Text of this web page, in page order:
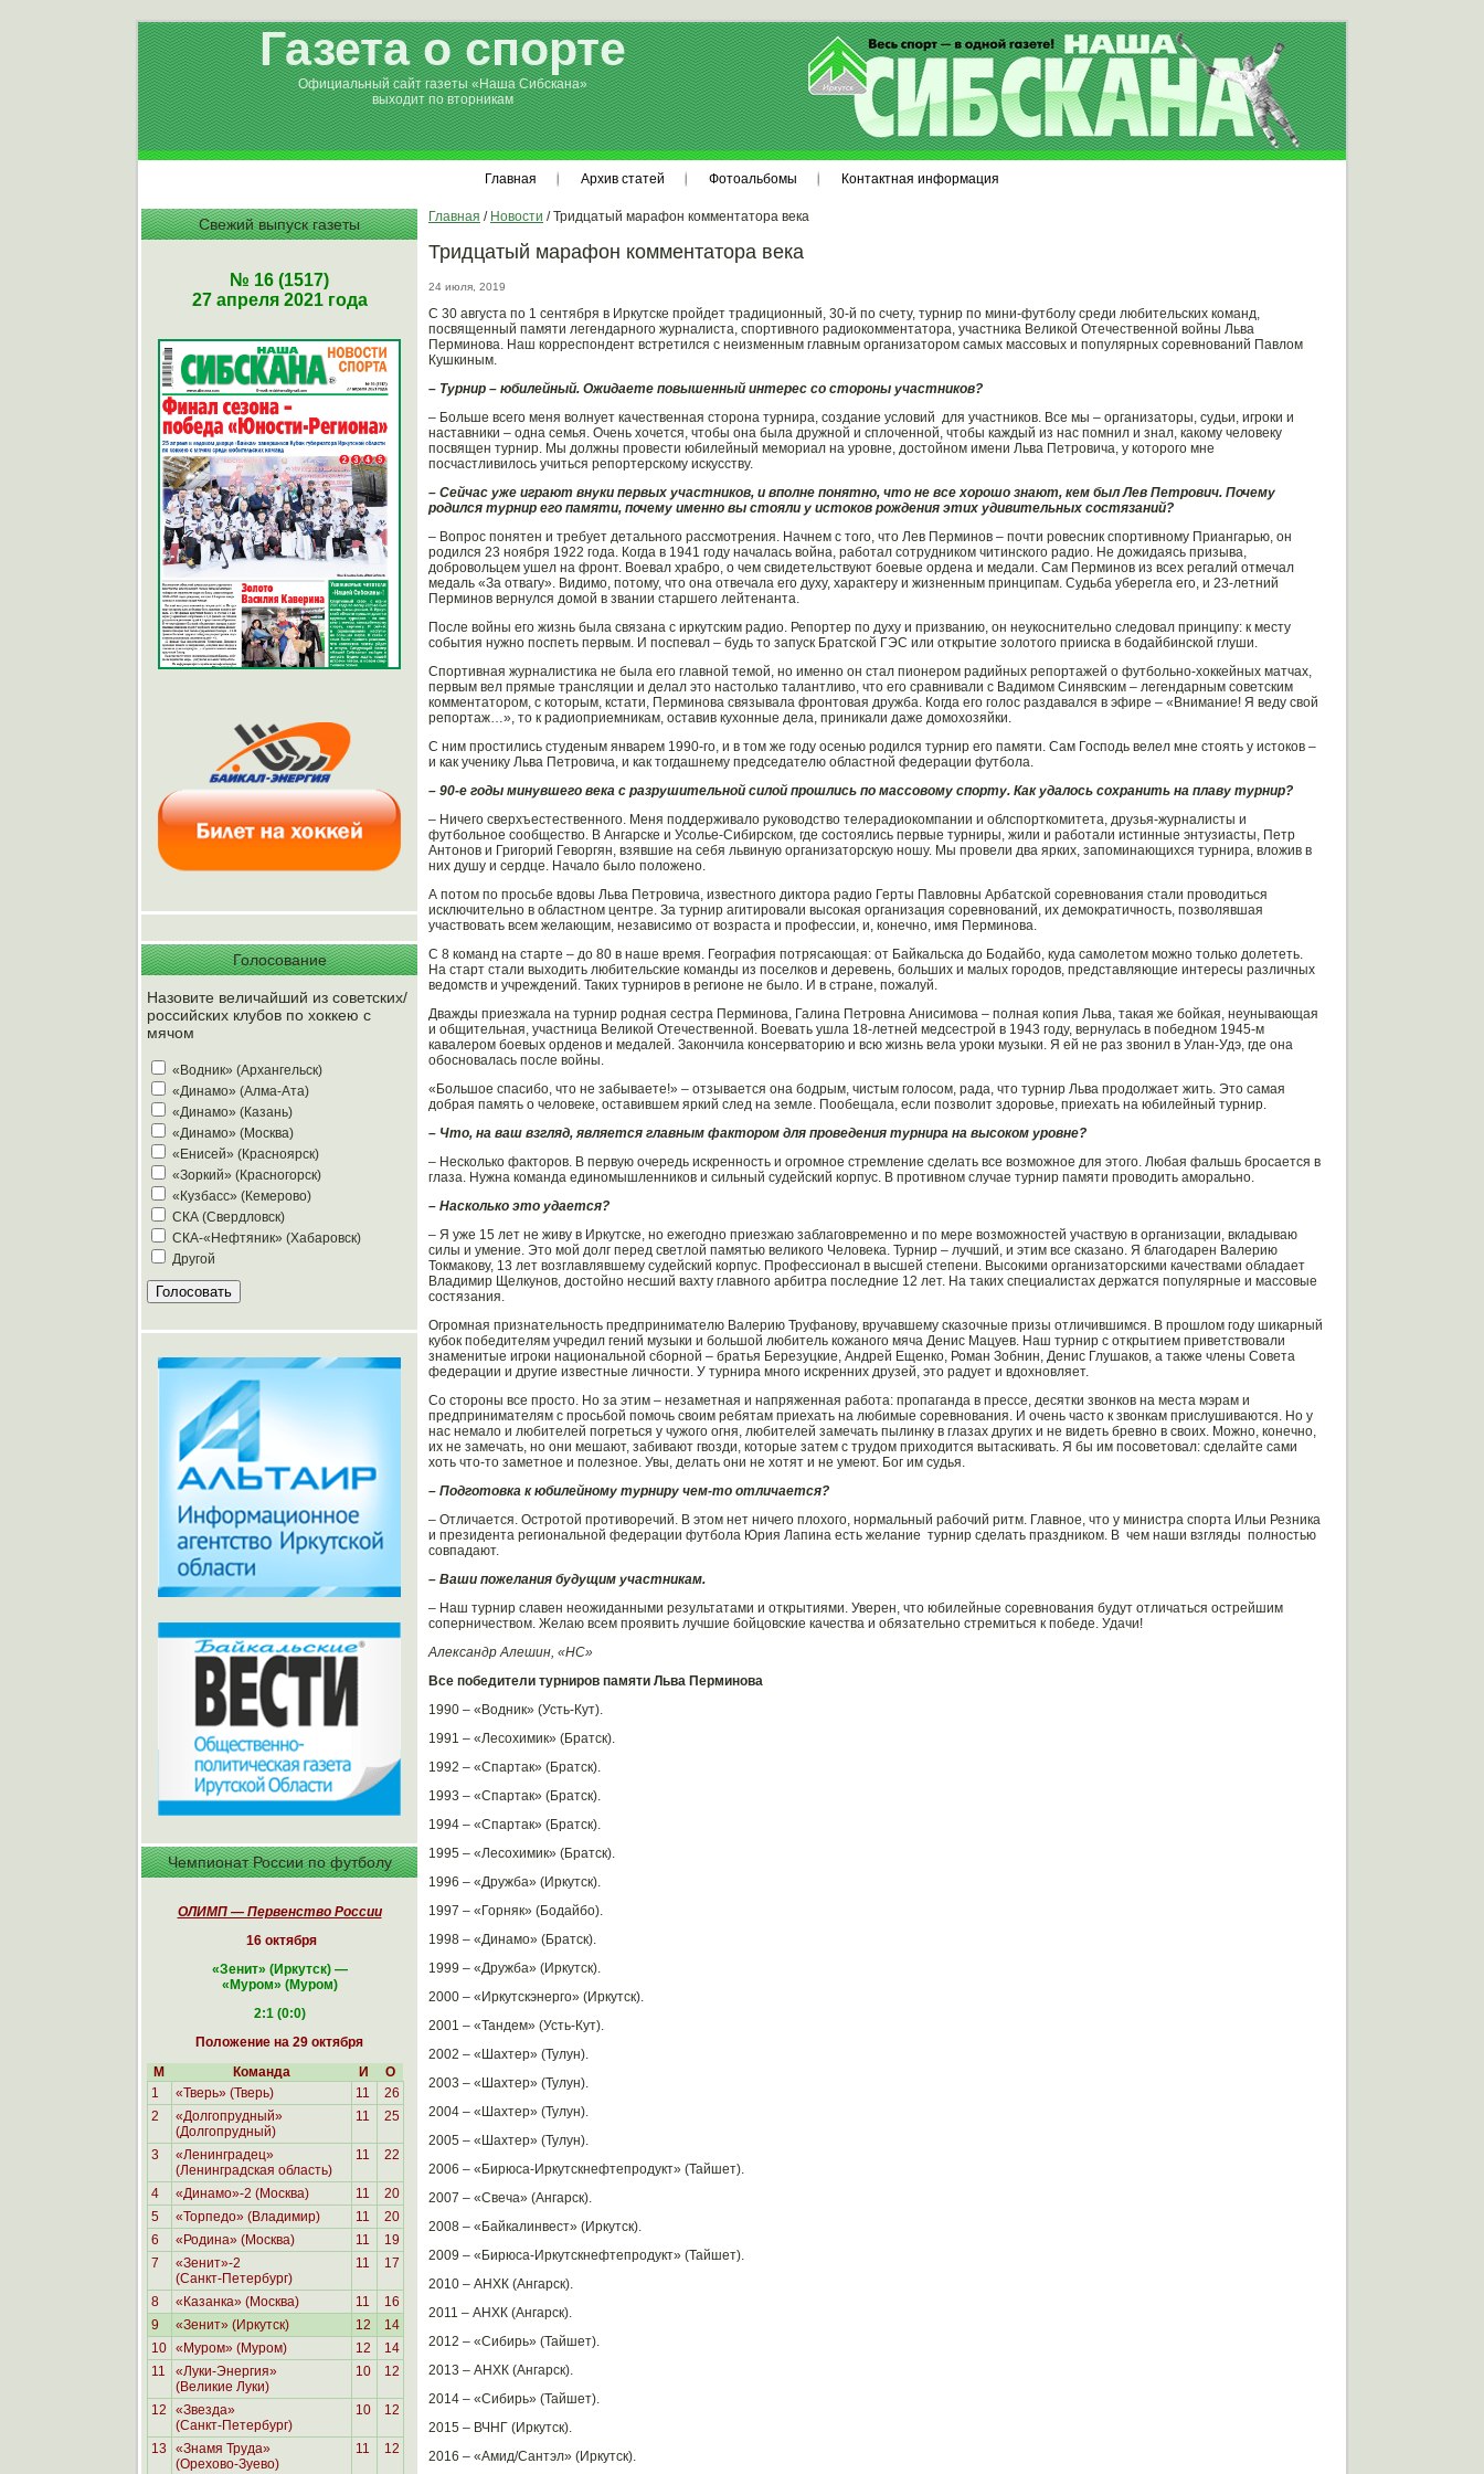
Газета о спорте
Официальный сайт газеты «Наша Сибскана»
выходит по вторникам
Главная Архив статей Фотоальбомы Контактная информация
Свежий выпуск газеты
№ 16 (1517)
27 апреля 2021 года
Голосование
Назовите величайший из советских/
российских клубов по хоккею с
мячом
«Водник» (Архангельск)
«Динамо» (Алма-Ата)
«Динамо» (Казань)
«Динамо» (Москва)
«Енисей» (Красноярск)
«Зоркий» (Красногорск)
«Кузбасс» (Кемерово)
СКА (Свердловск)
СКА-«Нефтяник» (Хабаровск)
Другой
Чемпионат России по футболу
ОЛИМП — Первенство России
16 октября
«Зенит» (Иркутск) —
«Муром» (Муром)
2:1 (0:0)
Положение на 29 октября
М
Команда И
О
1
«Тверь» (Тверь) 11
26
2
«Долгопрудный»
(Долгопрудный)
11 25
3
«Ленинградец»
(Ленинградская область)
11 22
4 «Динамо»-2 (Москва) 11
20
5
«Торпедо» (Владимир) 11
20
6
«Родина» (Москва) 11
19
7
«Зенит»-2
(Санкт-Петербург)
11 17
8 «Казанка» (Москва) 11
16
9
«Зенит» (Иркутск) 12
14
10 «Муром» (Муром) 12
14
11
«Луки-Энергия»
(Великие Луки)
10 12
12
«Звезда»
(Санкт-Петербург)
10 12
13
«Знамя Труда»
(Орехово-Зуево)
11 12
Главная / Новости / Тридцатый марафон комментатора века
Тридцатый марафон комментатора века
24 июля, 2019
С 30 августа по 1 сентября в Иркутске пройдет традиционный, 30-й по счету, турнир по мини-футболу среди любительских команд,
посвященный памяти легендарного журналиста, спортивного радиокомментатора, участника Великой Отечественной войны Льва
Перминова. Наш корреспондент встретился с неизменным главным организатором самых массовых и популярных соревнований Павлом
Кушкиным.
– Турнир – юбилейный. Ожидаете повышенный интерес со стороны участников?
– Больше всего меня волнует качественная сторона турнира, создание условий для участников. Все мы – организаторы, судьи, игроки и
наставники – одна семья. Очень хочется, чтобы она была дружной и сплоченной, чтобы каждый из нас помнил и знал, какому человеку
посвящен турнир. Мы должны провести юбилейный мемориал на уровне, достойном имени Льва Петровича, у которого мне
посчастливилось учиться репортерскому искусству.
– Сейчас уже играют внуки первых участников, и вполне понятно, что не все хорошо знают, кем был Лев Петрович. Почему
родился турнир его памяти, почему именно вы стояли у истоков рождения этих удивительных состязаний?
– Вопрос понятен и требует детального рассмотрения. Начнем с того, что Лев Перминов – почти ровесник спортивному Приангарью, он
родился 23 ноября 1922 года. Когда в 1941 году началась война, работал сотрудником читинского радио. Не дожидаясь призыва,
добровольцем ушел на фронт. Воевал храбро, о чем свидетельствуют боевые ордена и медали. Сам Перминов из всех регалий отмечал
медаль «За отвагу». Видимо, потому, что она отвечала его духу, характеру и жизненным принципам. Судьба уберегла его, и 23-летний
Перминов вернулся домой в звании старшего лейтенанта.
После войны его жизнь была связана с иркутским радио. Репортер по духу и призванию, он неукоснительно следовал принципу: к месту
события нужно поспеть первым. И поспевал – будь то запуск Братской ГЭС или открытие золотого прииска в бодайбинской глуши.
Спортивная журналистика не была его главной темой, но именно он стал пионером радийных репортажей о футбольно-хоккейных матчах,
первым вел прямые трансляции и делал это настолько талантливо, что его сравнивали с Вадимом Синявским – легендарным советским
комментатором, с которым, кстати, Перминова связывала фронтовая дружба. Когда его голос раздавался в эфире – «Внимание! Я веду свой
репортаж…», то к радиоприемникам, оставив кухонные дела, приникали даже домохозяйки.
С ним простились студеным январем 1990-го, и в том же году осенью родился турнир его памяти. Сам Господь велел мне стоять у истоков –
и как ученику Льва Петровича, и как тогдашнему председателю областной федерации футбола.
– 90-е годы минувшего века с разрушительной силой прошлись по массовому спорту. Как удалось сохранить на плаву турнир?
– Ничего сверхъестественного. Меня поддерживало руководство телерадиокомпании и облспорткомитета, друзья-журналисты и
футбольное сообщество. В Ангарске и Усолье-Сибирском, где состоялись первые турниры, жили и работали истинные энтузиасты, Петр
Антонов и Григорий Геворгян, взявшие на себя львиную организаторскую ношу. Мы провели два ярких, запоминающихся турнира, вложив в
них душу и сердце. Начало было положено.
А потом по просьбе вдовы Льва Петровича, известного диктора радио Герты Павловны Арбатской соревнования стали проводиться
исключительно в областном центре. За турнир агитировали высокая организация соревнований, их демократичность, позволявшая
участвовать всем желающим, независимо от возраста и профессии, и, конечно, имя Перминова.
С 8 команд на старте – до 80 в наше время. География потрясающая: от Байкальска до Бодайбо, куда самолетом можно только долететь.
На старт стали выходить любительские команды из поселков и деревень, больших и малых городов, представляющие интересы различных
ведомств и учреждений. Таких турниров в регионе не было. И в стране, пожалуй.
Дважды приезжала на турнир родная сестра Перминова, Галина Петровна Анисимова – полная копия Льва, такая же бойкая, неунывающая
и общительная, участница Великой Отечественной. Воевать ушла 18-летней медсестрой в 1943 году, вернулась в победном 1945-м
кавалером боевых орденов и медалей. Закончила консерваторию и всю жизнь вела уроки музыки. Я ей не раз звонил в Улан-Удэ, где она
обосновалась после войны.
«Большое спасибо, что не забываете!» – отзывается она бодрым, чистым голосом, рада, что турнир Льва продолжает жить. Это самая
добрая память о человеке, оставившем яркий след на земле. Пообещала, если позволит здоровье, приехать на юбилейный турнир.
– Что, на ваш взгляд, является главным фактором для проведения турнира на высоком уровне?
– Несколько факторов. В первую очередь искренность и огромное стремление сделать все возможное для этого. Любая фальшь бросается в
глаза. Нужна команда единомышленников и сильный судейский корпус. В противном случае турнир памяти проводить аморально.
– Насколько это удается?
– Я уже 15 лет не живу в Иркутске, но ежегодно приезжаю заблаговременно и по мере возможностей участвую в организации, вкладываю
силы и умение. Это мой долг перед светлой памятью великого Человека. Турнир – лучший, и этим все сказано. Я благодарен Валерию
Токмакову, 13 лет возглавлявшему судейский корпус. Профессионал в высшей степени. Высокими организаторскими качествами обладает
Владимир Щелкунов, достойно несший вахту главного арбитра последние 12 лет. На таких специалистах держатся популярные и массовые
состязания.
Огромная признательность предпринимателю Валерию Труфанову, вручавшему сказочные призы отличившимся. В прошлом году шикарный
кубок победителям учредил гений музыки и большой любитель кожаного мяча Денис Мацуев. Наш турнир с открытием приветствовали
знаменитые игроки национальной сборной – братья Березуцкие, Андрей Ещенко, Роман Зобнин, Денис Глушаков, а также члены Совета
федерации и другие известные личности. У турнира много искренних друзей, это радует и вдохновляет.
Со стороны все просто. Но за этим – незаметная и напряженная работа: пропаганда в прессе, десятки звонков на места мэрам и
предпринимателям с просьбой помочь своим ребятам приехать на любимые соревнования. И очень часто к звонкам прислушиваются. Но у
нас немало и любителей погреться у чужого огня, любителей замечать пылинку в глазах других и не видеть бревно в своих. Можно, конечно,
их не замечать, но они мешают, забивают гвозди, которые затем с трудом приходится вытаскивать. Я бы им посоветовал: сделайте сами
хоть что-то заметное и полезное. Увы, делать они не хотят и не умеют. Бог им судья.
– Подготовка к юбилейному турниру чем-то отличается?
– Отличается. Остротой противоречий. В этом нет ничего плохого, нормальный рабочий ритм. Главное, что у министра спорта Ильи Резника
и президента региональной федерации футбола Юрия Лапина есть желание турнир сделать праздником. В чем наши взгляды полностью
совпадают.
– Ваши пожелания будущим участникам.
– Наш турнир славен неожиданными результатами и открытиями. Уверен, что юбилейные соревнования будут отличаться острейшим
соперничеством. Желаю всем проявить лучшие бойцовские качества и обязательно стремиться к победе. Удачи!
Александр Алешин, «НС»
Все победители турниров памяти Льва Перминова
1990 – «Водник» (Усть-Кут).
1991 – «Лесохимик» (Братск).
1992 – «Спартак» (Братск).
1993 – «Спартак» (Братск).
1994 – «Спартак» (Братск).
1995 – «Лесохимик» (Братск).
1996 – «Дружба» (Иркутск).
1997 – «Горняк» (Бодайбо).
1998 – «Динамо» (Братск).
1999 – «Дружба» (Иркутск).
2000 – «Иркутскэнерго» (Иркутск).
2001 – «Тандем» (Усть-Кут).
2002 – «Шахтер» (Тулун).
2003 – «Шахтер» (Тулун).
2004 – «Шахтер» (Тулун).
2005 – «Шахтер» (Тулун).
2006 – «Бирюса-Иркутскнефтепродукт» (Тайшет).
2007 – «Свеча» (Ангарск).
2008 – «Байкалинвест» (Иркутск).
2009 – «Бирюса-Иркутскнефтепродукт» (Тайшет).
2010 – АНХК (Ангарск).
2011 – АНХК (Ангарск).
2012 – «Сибирь» (Тайшет).
2013 – АНХК (Ангарск).
2014 – «Сибирь» (Тайшет).
2015 – ВЧНГ (Иркутск).
2016 – «Амид/Сантэл» (Иркутск).